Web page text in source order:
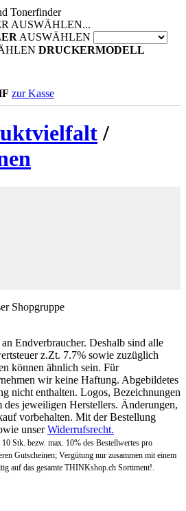
Tonerfinder
AUSWÄHLEN...
AUSWÄHLEN
DRUCKERMODELL
zur Kasse
/
Shopgruppe
Endverbraucher. Deshalb sind alle
z.Zt. 7.7% sowie zuzüglich
können ähnlich sein. Für
wir keine Haftung. Abgebildetes
nicht enthalten. Logos, Bezeichnungen
jeweiligen Herstellers. Änderungen,
vorbehalten. Mit der Bestellung
unserWiderrufsrecht.
Stk. bezw. max. 10% des Bestellwertes pro
Gutscheinen; Vergütung nur zusammen mit einem
auf das gesamte THINKshop.ch Sortiment!.